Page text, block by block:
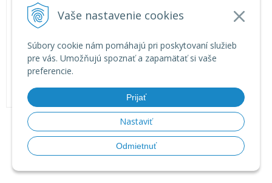
Vaše nastavenie cookies
Súbory cookie nám pomáhajú pri poskytovaní služieb
pre vás. Umožňujú spoznať a zapamätať si vaše
preferencie.
Prijať
Nastaviť
Odmietnuť
Rak papuče uzavreté
Na sklade